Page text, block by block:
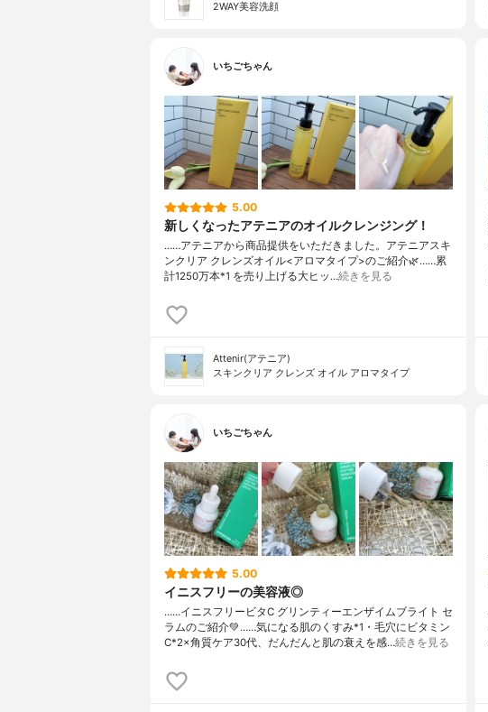
2WAY美容洗顔
いちごちゃん
5.00
新しくなったアテニアのオイルクレンジング！
……アテニアから商品提供をいただきました。アテニアスキ
ンクリア クレンズオイル<アロマタイプ>のご紹介🌿‬……⁡⁡⁡累
計1250万本*1 を売り上げる⁡⁡大ヒッ…続きを見る
Attenir(アテニア)
スキンクリア クレンズ オイル アロマタイプ
いちごちゃん
5.00
イニスフリーの美容液◎
……イニスフリービタC グリンティーエンザイムブライト セ
ラムのご紹介💚……気になる肌のくすみ*1・毛穴にビタミン
C*2×角質ケア30代、だんだんと肌の衰えを感…続きを見る